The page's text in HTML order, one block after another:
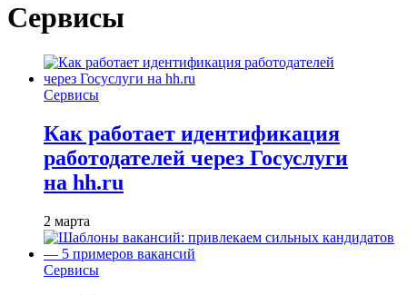
Сервисы
Сервисы
Как работает идентификация
работодателей через Госуслуги
на hh.ru
2 марта
Сервисы